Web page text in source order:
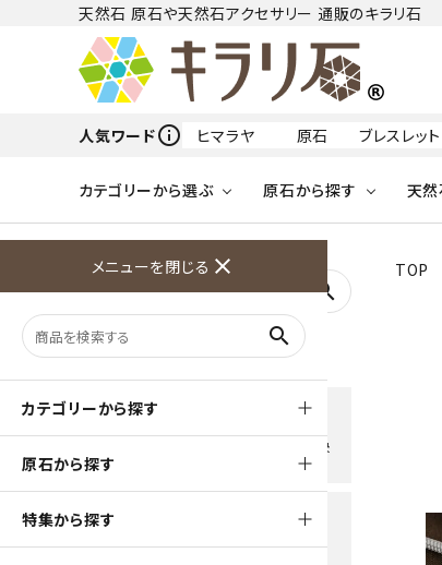
天然石 原石や天然石アクセサリー 通販のキラリ石
人気ワードinfo_outline ヒマラヤ 原石 ブレスレット
カテゴリーから選ぶ
天然石 原石
ワイヤーアクセサリー
天然石 ブローチ
大きいサイズの原石
原石から探す
アクアマリン
アマゾナイト
ガーネット
黒水晶
K2ブルー
天然
メニューを閉じる close
search
カテゴリーから探す
原石から探す
特集から探す
TOP
フリーワードから探す
search
原石 ループタイ 誕生石
Amzon Payなどお好きな 決
500ptプレゼント